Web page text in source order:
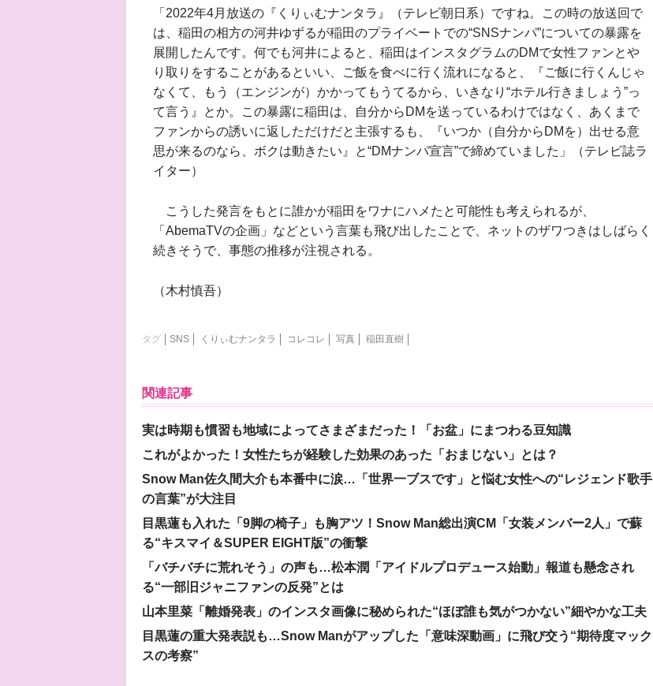
「2022年4月放送の『くりぃむナンタラ』（テレビ朝日系）ですね。この時の放送回で
は、稲田の相方の河井ゆずるが稲田のプライベートでの“SNSナンパ”についての暴露を
展開したんです。何でも河井によると、稲田はインスタグラムのDMで女性ファンとや
り取りをすることがあるといい、ご飯を食べに行く流れになると、『ご飯に行くんじゃ
なくて、もう（エンジンが）かかってもうてるから、いきなり“ホテル行きましょう”っ
て言う』とか。この暴露に稲田は、自分からDMを送っているわけではなく、あくまで
ファンからの誘いに返しただけだと主張するも、『いつか（自分からDMを）出せる意
思が来るのなら、ボクは動きたい』と“DMナンパ宣言”で締めていました」（テレビ誌ラ
イター）
こうした発言をもとに誰かが稲田をワナにハメたと可能性も考えられるが、
「AbemaTVの企画」などという言葉も飛び出したことで、ネットのザワつきはしばらく
続きそうで、事態の推移が注視される。
（木村慎吾）
タグ SNS くりぃむナンタラ コレコレ 写真 稲田直樹
関連記事
実は時期も慣習も地域によってさまざまだった！「お盆」にまつわる豆知識
これがよかった！女性たちが経験した効果のあった「おまじない」とは？
Snow Man佐久間大介も本番中に涙…「世界一ブスです」と悩む女性への“レジェンド歌手
の言葉”が大注目
目黒蓮も入れた「9脚の椅子」も胸アツ！Snow Man総出演CM「女装メンバー2人」で蘇
る“キスマイ＆SUPER EIGHT版”の衝撃
「バチバチに荒れそう」の声も…松本潤「アイドルプロデュース始動」報道も懸念され
る“一部旧ジャニファンの反発”とは
山本里菜「離婚発表」のインスタ画像に秘められた“ほぼ誰も気がつかない”細やかな工夫
目黒蓮の重大発表説も…Snow Manがアップした「意味深動画」に飛び交う“期待度マック
スの考察”